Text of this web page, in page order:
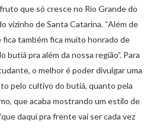
que só cresce no Rio Grande do
vizinho de Santa Catarina. “Além de
também fica muito honrado de
butiá pra além da nossa região”. Para
o melhor é poder divulgar uma
pelo cultivo do butiá, quanto pela
que acaba mostrando um estilo de
daqui pra frente vai ser cada vez